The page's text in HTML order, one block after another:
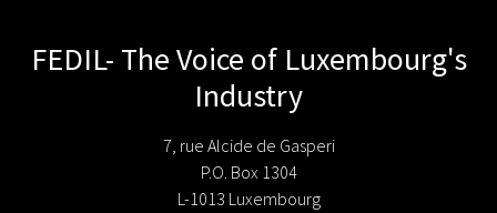
FEDIL- The Voice of Luxembourg's
Industry
7, rue Alcide de Gasperi
P.O. Box 1304
L-1013 Luxembourg